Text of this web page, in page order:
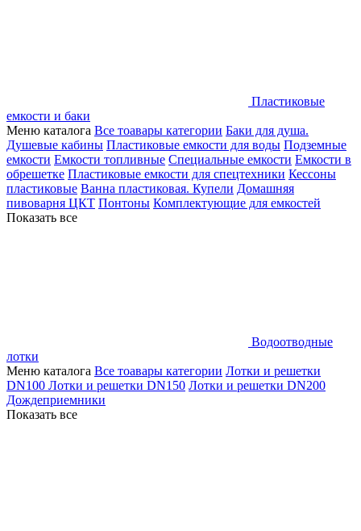
Пластиковые
емкости и баки
Меню каталога Все тоавары категории Баки для душа.
Душевые кабины Пластиковые емкости для воды Подземные
емкости Емкости топливные Специальные емкости Емкости в
обрешетке Пластиковые емкости для спецтехники Кессоны
пластиковые Ванна пластиковая. Купели Домашняя
пивоварня ЦКТ Понтоны Комплектующие для емкостей
Показать все
Водоотводные
лотки
Меню каталога Все тоавары категории Лотки и решетки
DN100 Лотки и решетки DN150 Лотки и решетки DN200
Дождеприемники
Показать все